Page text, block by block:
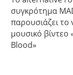
συγκρότημα
παρουσιάζει το
μουσικό βίντεο
Blood»